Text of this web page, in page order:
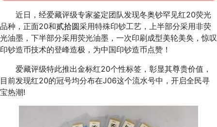
近日，经爱藏评级专家鉴定团队发现冬奥钞罕见红20荧光
品种，正面20和贰拾圆采用特殊印钞工艺，上半部分采用非荧
光油墨，下半部分采用荧光油墨，一次印刷成型美轮美奂，惊叹
印钞造币技术的登峰造极，为中国印钞造币点赞！
爱藏评级特此推出金标红20个性标签，彰显其尊贵价值，
目前发现红20的冠号均分布在J06这个流水号中，开启全民寻
宝热潮!